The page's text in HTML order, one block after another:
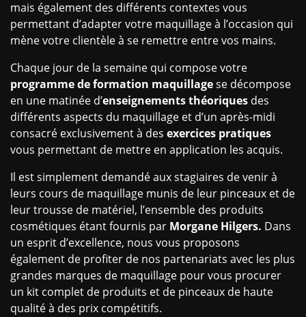
mais également des différents contextes vous
permettant d’adapter votre maquillage à l’occasion qui
mène votre clientèle à se remettre entre vos mains.
Chaque jour de la semaine qui compose votre
programme de formation maquillagese décompose
en une matinée d’enseignements théoriques des
différents aspects du maquillage et d’un après-midi
consacré exclusivement à des exercices pratiques
vous permettant de mettre en application les acquis.
Il est simplement demandé aux stagiaires de venir à
leurs cours de maquillage munis de leur pinceaux et de
leur trousse de matériel, l’ensemble des produits
cosmétiques étant fournis par Morgane Hilgers. Dans
un esprit d’excellence, nous vous proposons
également de profiter de nos partenariats avec les plus
grandes marques de maquillage pour vous procurer
un kit complet de produits et de pinceaux de haute
qualité à des prix compétitifs.